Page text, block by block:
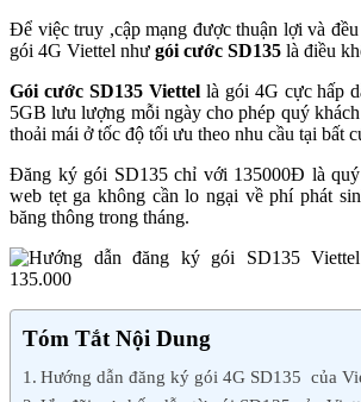
Để việc truy ,cập mạng được thuận lợi và
gói 4G Viettel như gói cước SD135 là điều
Gói cước SD135 Viettellà gói 4G cực hấp
5GB lưu lượng mỗi ngày cho phép quý
thoải mái ở tốc độ tối ưu theo nhu cầu tại bất
Đăng ký gói SD135 chỉ với 135000Đ là
web tẹt ga không cần lo ngại về phí phát
băng thông trong tháng.
Tóm Tắt Nội Dung
Hướng dẫn đăng ký gói 4G SD135 của